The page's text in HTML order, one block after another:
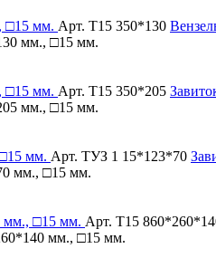
Арт. Т15 350*130
мм., □15 мм.
Арт. Т15 350*205
мм., □15 мм.
Арт. ТУЗ 1 15*123*70
мм., □15 мм.
Арт. Т15
мм., □15 мм.